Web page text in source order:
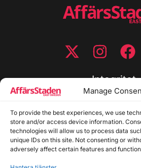
Manage
To provide the best experiences, we use
store and/or access device information.
technologies will allow us to process data
unique IDs on this site. Not consenting or
adversely affect certain features and
Integritet
Cookiepolicy
Disclaimer
Redaktionell